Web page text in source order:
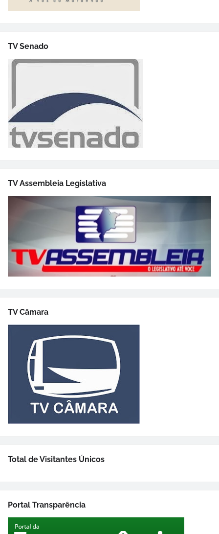
TV Senado
TV Assembleia Legislativa
TV Câmara
Total de Visitantes Únicos
Portal Transparência